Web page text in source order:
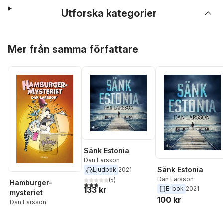
Utforska kategorier
Mer från samma författare
Hamburger-
mysteriet
Dan Larsson
Sänk Estonia
Dan Larsson
Ljudbok 2021
2,8utav 5 stjärnor. Totalt antal röster:
(5)
133 kr
Sänk Estonia
Dan Larsson
E-bok 2021
100 kr